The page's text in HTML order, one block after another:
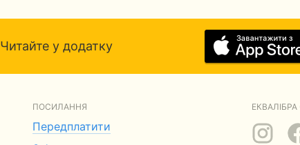
Читайте у додатку
ПОСИЛАННЯ
Передплатити
ЕКВАЛІБРА